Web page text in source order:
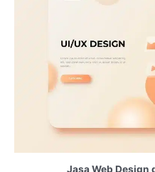
Jasa Web Design